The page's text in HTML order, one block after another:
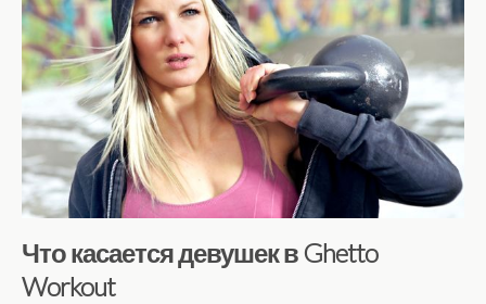
Что касается девушек в Ghetto
Workout